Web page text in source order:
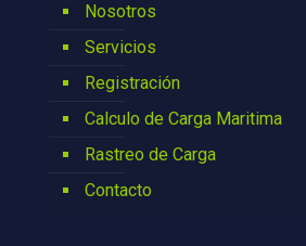
Nosotros
Servicios
Registración
Calculo de Carga Maritima
Rastreo de Carga
Contacto